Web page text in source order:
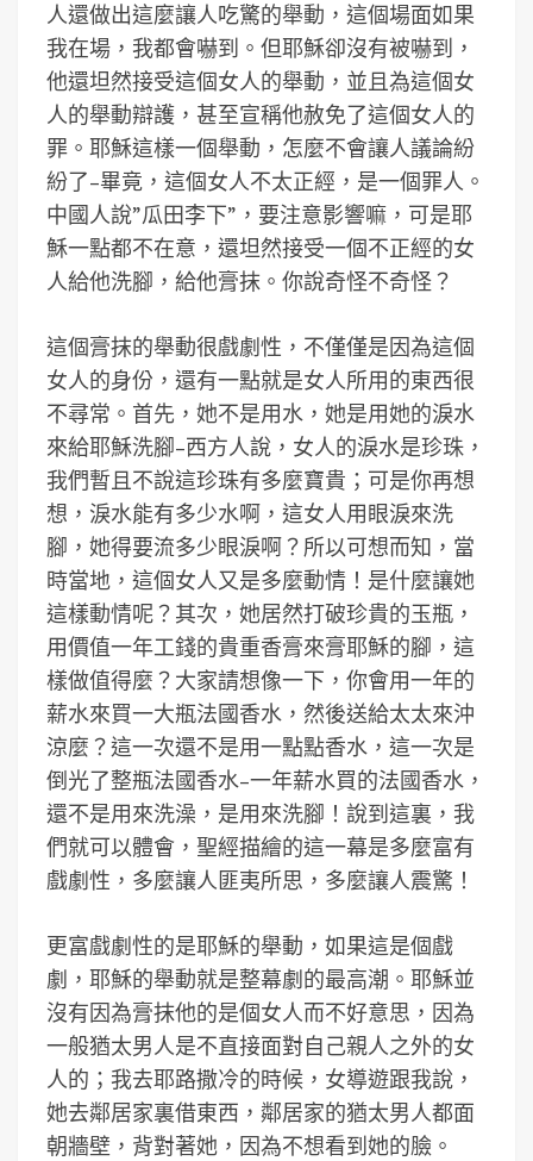
人還做出這麼讓人吃驚的舉動，這個場面如果
我在場，我都會嚇到。但耶穌卻沒有被嚇到，
他還坦然接受這個女人的舉動，並且為這個女
人的舉動辯護，甚至宣稱他赦免了這個女人的
罪。耶穌這樣一個舉動，怎麼不會讓人議論紛
紛了–畢竟，這個女人不太正經，是一個罪人。
中國人說”瓜田李下”，要注意影響嘛，可是耶
穌一點都不在意，還坦然接受一個不正經的女
人給他洗腳，給他膏抹。你說奇怪不奇怪？
這個膏抹的舉動很戲劇性，不僅僅是因為這個
女人的身份，還有一點就是女人所用的東西很
不尋常。首先，她不是用水，她是用她的淚水
來給耶穌洗腳–西方人說，女人的淚水是珍珠，
我們暫且不說這珍珠有多麼寶貴；可是你再想
想，淚水能有多少水啊，這女人用眼淚來洗
腳，她得要流多少眼淚啊？所以可想而知，當
時當地，這個女人又是多麼動情！是什麼讓她
這樣動情呢？其次，她居然打破珍貴的玉瓶，
用價值一年工錢的貴重香膏來膏耶穌的腳，這
樣做值得麼？大家請想像一下，你會用一年的
薪水來買一大瓶法國香水，然後送給太太來沖
涼麼？這一次還不是用一點點香水，這一次是
倒光了整瓶法國香水–一年薪水買的法國香水，
還不是用來洗澡，是用來洗腳！說到這裏，我
們就可以體會，聖經描繪的這一幕是多麼富有
戲劇性，多麼讓人匪夷所思，多麼讓人震驚！
更富戲劇性的是耶穌的舉動，如果這是個戲
劇，耶穌的舉動就是整幕劇的最高潮。耶穌並
沒有因為膏抹他的是個女人而不好意思，因為
一般猶太男人是不直接面對自己親人之外的女
人的；我去耶路撒冷的時候，女導遊跟我說，
她去鄰居家裏借東西，鄰居家的猶太男人都面
朝牆壁，背對著她，因為不想看到她的臉。